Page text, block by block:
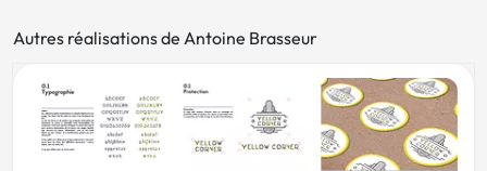
Autres réalisations de Antoine Brasseur